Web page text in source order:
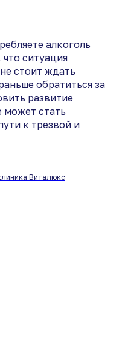
алкоголь
ситуация
стоит ждать
обратиться за
развитие
может стать
к трезвой и
Виталюкс